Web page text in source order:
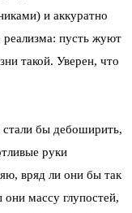
и аккуратно
реализма: пусть жуют
такой. Уверен, что
бы дебоширить,
руки
вряд ли они бы так
они массу глупостей,